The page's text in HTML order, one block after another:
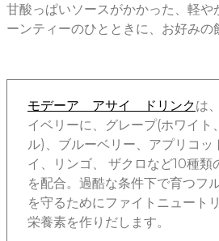
甘酸っぱいソースがかかった、軽や
ーンティーのひとときに、お好みの
モデーア アサイ ドリンクは
イベリーに、グレープ(ホワイト
ル)、ブルーベリー、アプリコッ
イ、リンゴ、 ザクロなど10種類
を配合。過酷な条件下で育つフ
を守るためにファイトニュート
栄養素を作りだします。